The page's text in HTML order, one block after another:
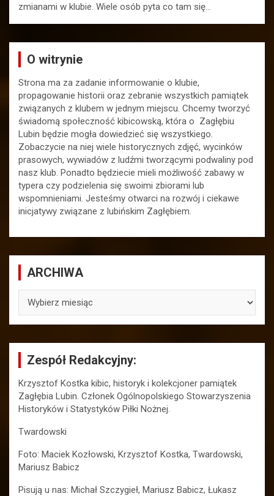
zmianami w klubie. Wiele osób pyta co tam się…
O witrynie
Strona ma za zadanie informowanie o klubie,
propagowanie historii oraz zebranie wszystkich pamiątek
związanych z klubem w jednym miejscu. Chcemy tworzyć
świadomą społeczność kibicowską, która o Zagłębiu
Lubin będzie mogła dowiedzieć się wszystkiego.
Zobaczycie na niej wiele historycznych zdjęć, wycinków
prasowych, wywiadów z ludźmi tworzącymi podwaliny pod
nasz klub. Ponadto będziecie mieli możliwość zabawy w
typera czy podzielenia się swoimi zbiorami lub
wspomnieniami. Jesteśmy otwarci na rozwój i ciekawe
inicjatywy związane z lubińskim Zagłębiem.
ARCHIWA
Zespół Redakcyjny:
Krzysztof Kostka kibic, historyk i kolekcjoner pamiątek
Zagłębia Lubin. Członek Ogólnopolskiego Stowarzyszenia
Historyków i Statystyków Piłki Nożnej.
Twardowski
Foto: Maciek Kozłowski, Krzysztof Kostka, Twardowski,
Mariusz Babicz
Pisują u nas: Michał Szczygieł, Mariusz Babicz, Łukasz